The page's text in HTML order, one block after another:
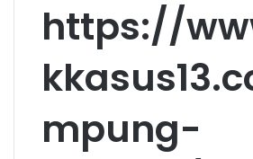
https://
mpung-